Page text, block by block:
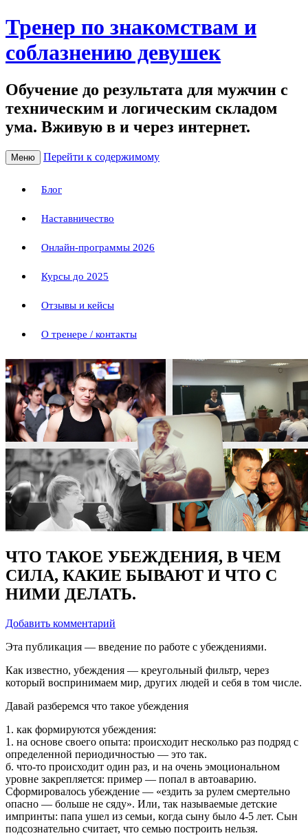
Тренер по знакомствам и
соблазнению девушек
Обучение до результата для мужчин с
техническим и логическим складом
ума. Вживую в и через интернет.
Меню Перейти к содержимому
Блог
Наставничество
Онлайн-программы 2026
Курсы до 2025
Отзывы и кейсы
О тренере / контакты
ЧТО ТАКОЕ УБЕЖДЕНИЯ, В ЧЕМ
СИЛА, КАКИЕ БЫВАЮТ И ЧТО С
НИМИ ДЕЛАТЬ.
Добавить комментарий
Эта публикация — введение по работе с убеждениями.
Как известно, убеждения — креугольный фильтр, через
который воспринимаем мир, других людей и себя в том числе.
Давай разберемся что такое убеждения
1. как формируются убеждения:
1. на основе своего опыта: происходит несколько раз подряд с
определенной периодичностью — это так.
б. что-то происходит один раз, и на очень эмоциональном
уровне закрепляется: пример — попал в автоаварию.
Сформировалось убеждение — «ездить за рулем смертельно
опасно — больше не сяду». Или, так называемые детские
импринты: папа ушел из семьи, когда сыну было 4-5 лет. Сын
подсознательно считает, что семью построить нельзя.